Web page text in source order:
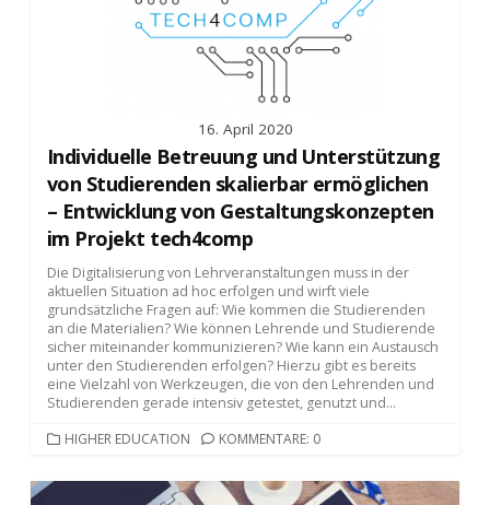
16. April 2020
Individuelle Betreuung und Unterstützung
von Studierenden skalierbar ermöglichen
– Entwicklung von Gestaltungskonzepten
im Projekt tech4comp
Die Digitalisierung von Lehrveranstaltungen muss in der
aktuellen Situation ad hoc erfolgen und wirft viele
grundsätzliche Fragen auf: Wie kommen die Studierenden
an die Materialien? Wie können Lehrende und Studierende
sicher miteinander kommunizieren? Wie kann ein Austausch
unter den Studierenden erfolgen? Hierzu gibt es bereits
eine Vielzahl von Werkzeugen, die von den Lehrenden und
Studierenden gerade intensiv getestet, genutzt und...
KATEGORIEN
HIGHER EDUCATION KOMMENTARE: 0